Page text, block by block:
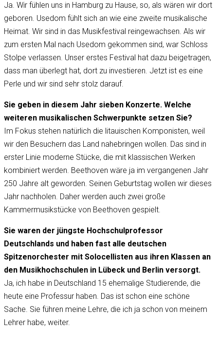
Ja. Wir fühlen uns in Hamburg zu Hause, so, als wären wir dort
geboren. Usedom fühlt sich an wie eine zweite musikalische
Heimat. Wir sind in das Musikfestival reingewachsen. Als wir
zum ersten Mal nach Usedom gekommen sind, war Schloss
Stolpe verlassen. Unser erstes Festival hat dazu beigetragen,
dass man überlegt hat, dort zu investieren. Jetzt ist es eine
Perle und wir sind sehr stolz darauf.
Sie geben in diesem Jahr sieben Konzerte. Welche
weiteren musikalischen Schwerpunkte setzen Sie?
Im Fokus stehen natürlich die litauischen Komponisten, weil
wir den Besuchern das Land nahebringen wollen. Das sind in
erster Linie moderne Stücke, die mit klassischen Werken
kombiniert werden. Beethoven wäre ja im vergangenen Jahr
250 Jahre alt geworden. Seinen Geburtstag wollen wir dieses
Jahr nachholen. Daher werden auch zwei große
Kammermusikstücke von Beethoven gespielt.
Sie waren der jüngste Hochschulprofessor
Deutschlands und haben fast alle deutschen
Spitzenorchester mit Solocellisten aus ihren Klassen an
den Musikhochschulen in Lübeck und Berlin versorgt.
Ja, ich habe in Deutschland 15 ehemalige Studierende, die
heute eine Professur haben. Das ist schon eine schöne
Sache. Sie führen meine Lehre, die ich ja schon von meinem
Lehrer habe, weiter.